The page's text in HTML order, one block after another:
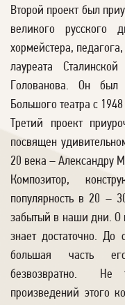
Второй проект был
великого русского
хормейстера,
лауреата
Голованова. Он
Большого театра с
Третий проект
посвящен
20 века – Александру
Композитор,
популярность в 20 –
забытый в наши дни. О
знает достаточно.
большая часть
безвозвратно. Не
произведений этого